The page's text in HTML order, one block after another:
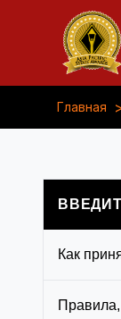
Главная
Как